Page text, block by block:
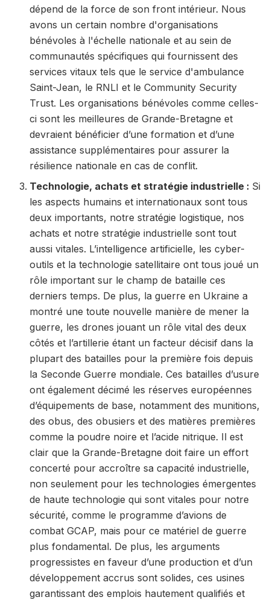
dépend de la force de son front intérieur. Nous
avons un certain nombre d'organisations
bénévoles à l'échelle nationale et au sein de
communautés spécifiques qui fournissent des
services vitaux tels que le service d'ambulance
Saint-Jean, le RNLI et le Community Security
Trust. Les organisations bénévoles comme celles-
ci sont les meilleures de Grande-Bretagne et
devraient bénéficier d’une formation et d’une
assistance supplémentaires pour assurer la
résilience nationale en cas de conflit.
Technologie, achats et stratégie industrielle : Si
les aspects humains et internationaux sont tous
deux importants, notre stratégie logistique, nos
achats et notre stratégie industrielle sont tout
aussi vitales. L’intelligence artificielle, les cyber-
outils et la technologie satellitaire ont tous joué un
rôle important sur le champ de bataille ces
derniers temps. De plus, la guerre en Ukraine a
montré une toute nouvelle manière de mener la
guerre, les drones jouant un rôle vital des deux
côtés et l’artillerie étant un facteur décisif dans la
plupart des batailles pour la première fois depuis
la Seconde Guerre mondiale. Ces batailles d’usure
ont également décimé les réserves européennes
d’équipements de base, notamment des munitions,
des obus, des obusiers et des matières premières
comme la poudre noire et l’acide nitrique. Il est
clair que la Grande-Bretagne doit faire un effort
concerté pour accroître sa capacité industrielle,
non seulement pour les technologies émergentes
de haute technologie qui sont vitales pour notre
sécurité, comme le programme d’avions de
combat GCAP, mais pour ce matériel de guerre
plus fondamental. De plus, les arguments
progressistes en faveur d’une production et d’un
développement accrus sont solides, ces usines
garantissant des emplois hautement qualifiés et